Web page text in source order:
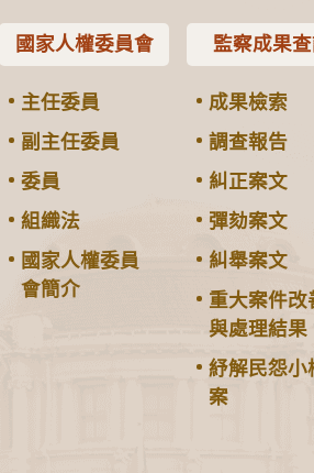
國家人權委員會
主任委員
副主任委員
委員
組織法
國家人權委員
會簡介
監察成果
成果檢索
調查報告
糾正案文
彈劾案文
糾舉案文
重大案件改
與處理結果
紓解民怨小
案